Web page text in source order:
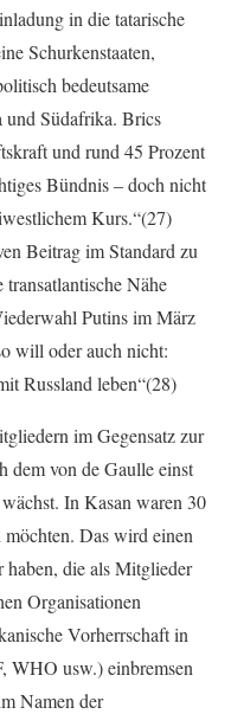
in die tatarische
Schurkenstaaten,
bedeutsame
Südafrika. Brics
und rund 45 Prozent
Bündnis – doch nicht
Kurs.“(27)
Beitrag im Standard zu
Nähe
Putins im März
will oder auch nicht:
Russland leben“(28)
im Gegensatz zur
dem von de Gaulle einst
In Kasan waren 30
Das wird einen
die als Mitglieder
Organisationen
Vorherrschaft in
WHO usw.) einbremsen
Namen der